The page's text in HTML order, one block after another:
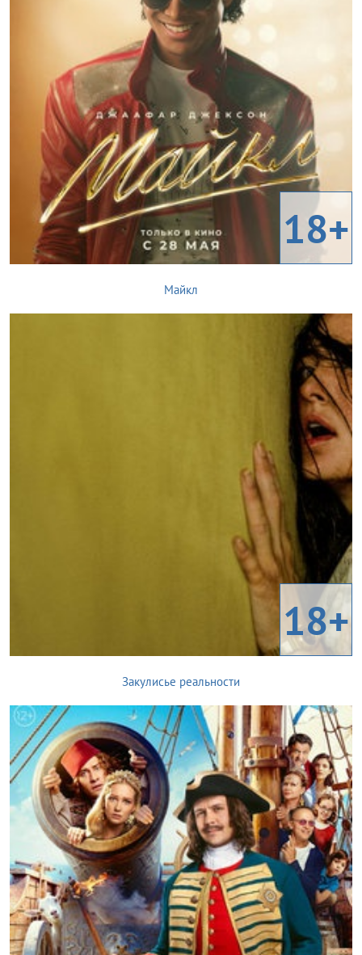
18+
Майкл
18+
Закулисье реальности